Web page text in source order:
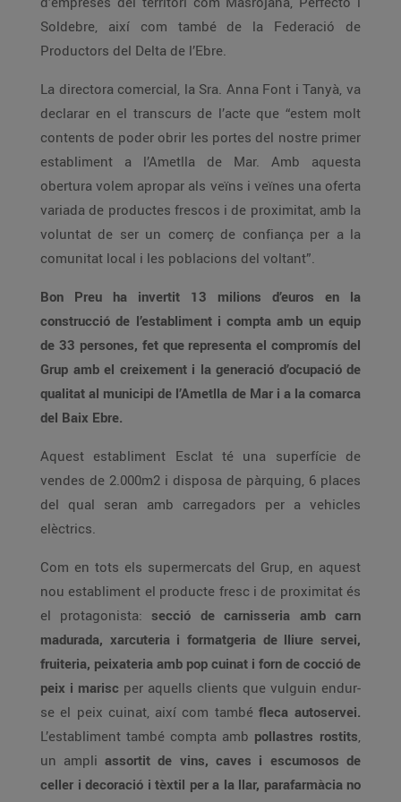
Soldebre, així com també de la Federació de
Productors del Delta de l’Ebre.
La directora comercial, la Sra. Anna Font i Tanyà, va
declarar en el transcurs de l’acte que “estem molt
contents de poder obrir les portes del nostre primer
establiment a l’Ametlla de Mar. Amb aquesta
obertura volem apropar als veïns i veïnes una oferta
variada de productes frescos i de proximitat, amb la
voluntat de ser un comerç de confiança per a la
comunitat local i les poblacions del voltant”.
Bon Preu ha invertit 13 milions d’euros en la
construcció de l’establiment i compta amb un equip
de 33 persones, fet que representa el compromís del
Grup amb el creixement i la generació d’ocupació de
qualitat al municipi de l’Ametlla de Mar i a la comarca
del Baix Ebre.
Aquest establiment Esclat té una superfície de
vendes de 2.000m2 i disposa de pàrquing, 6 places
del qual seran amb carregadors per a vehicles
elèctrics.
Com en tots els supermercats del Grup, en aquest
nou establiment el producte fresc i de proximitat és
el protagonista: secció de carnisseria amb carn
madurada, xarcuteria i formatgeria de lliure servei,
fruiteria, peixateria amb pop cuinat i forn de cocció de
peix i marisc per aquells clients que vulguin endur-
se el peix cuinat, així com també fleca autoservei.
L’establiment també compta amb pollastres rostits,
un ampli assortit de vins, caves i escumosos de
celler i decoració i tèxtil per a la llar, parafarmàcia no